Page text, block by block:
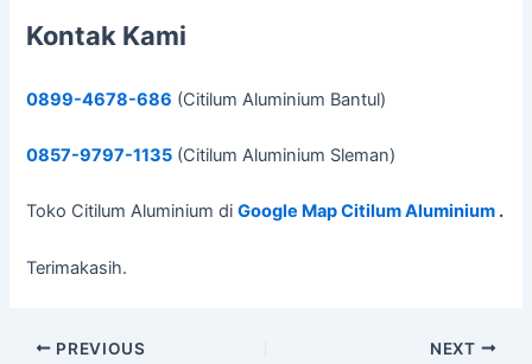
Kontak Kami
0899-4678-686 (Citilum Aluminium Bantul)
0857-9797-1135 (Citilum Aluminium Sleman)
Toko Citilum Aluminium diGoogle Map Citilum Aluminium .
Terimakasih.
PREVIOUS NEXT